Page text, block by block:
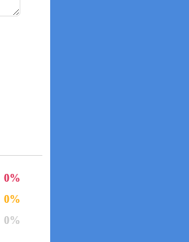
0%
0%
0%